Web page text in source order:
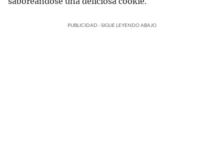
PUBLICIDAD - SIGUE LEYENDO ABAJO